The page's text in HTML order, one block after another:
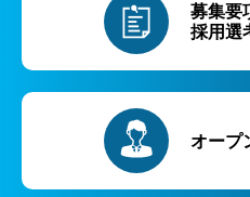
募集要
採用選
オープ